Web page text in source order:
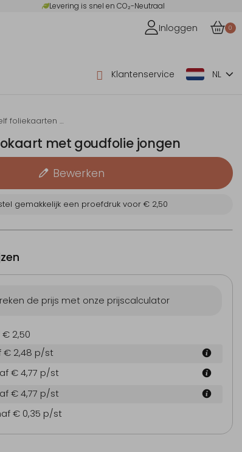
Levering is snel en CO₂-Neutraal
Inloggen 0
Klantenservice NL
foliekaarten maken
met goudfolie jongen
Bewerken
gemakkelijk een proefdruk voor€ 2,50
de prijs met onze prijscalculator
2,50
€ 2,48 p/st
€ 4,77 p/st
€ 4,77 p/st
€ 0,35 p/st